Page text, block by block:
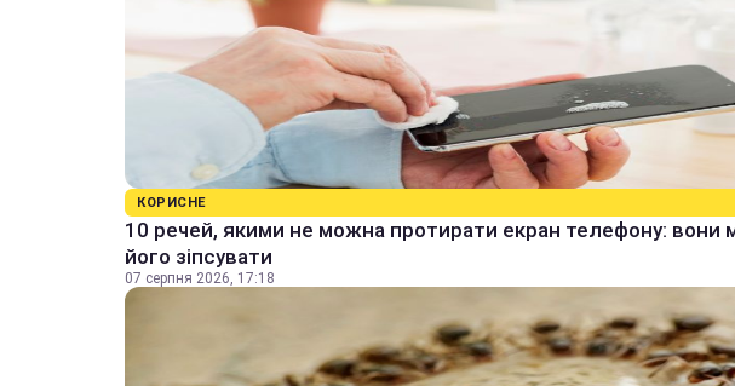
КОРИСНЕ
10 речей, якими не можна протирати екран телефону: вони
його зіпсувати
07 серпня 2026, 17:18